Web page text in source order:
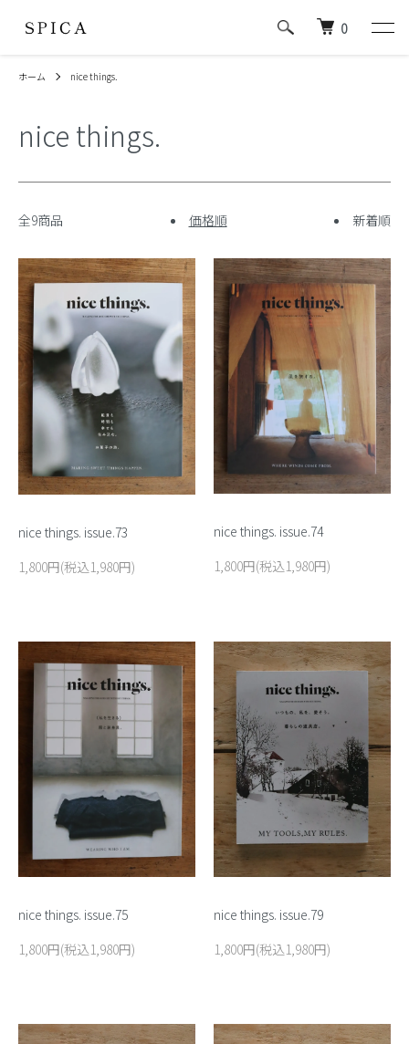
0
ホーム nice things.
nice things.
全9商品 価格順 新着順
nice things. issue.73
1,800円(税込1,980円)
nice things. issue.74
1,800円(税込1,980円)
nice things. issue.75
1,800円(税込1,980円)
nice things. issue.79
1,800円(税込1,980円)